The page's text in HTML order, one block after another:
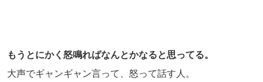
もうとにかく怒鳴ればなんとかなると思ってる。
大声でギャンギャン言って、怒って話す人。